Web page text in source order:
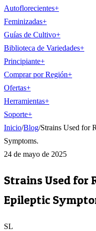
Autoflorecientes+
Feminizadas+
Guías de Cultivo+
Biblioteca de Variedades+
Principiante+
Comprar por Región+
Ofertas+
Herramientas+
Soporte+
Inicio/Blog/Strains Used for
Symptoms.
24 de mayo de 2025
Strains Used for
Epileptic
SL